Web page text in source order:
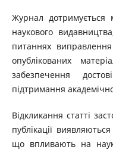
Журнал дотримується
наукового
питаннях
опублікованих
забезпечення
підтримання
Відкликання статті
публікації
що впливають на